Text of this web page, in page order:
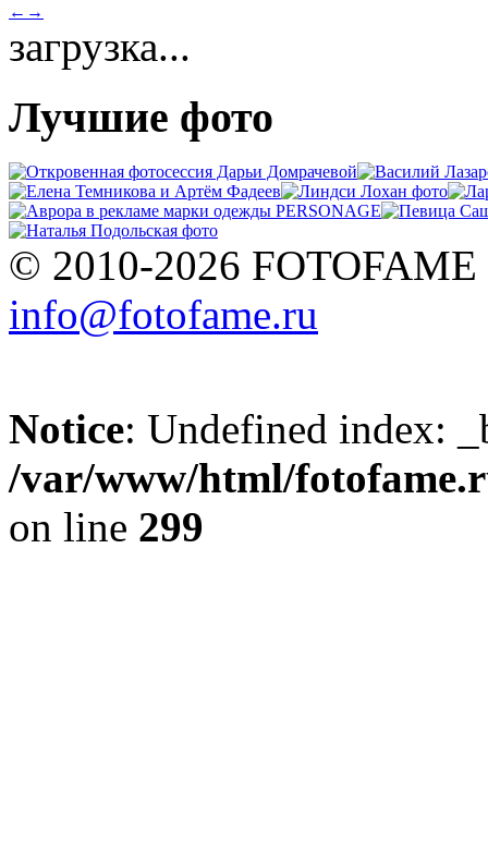
← →
загрузка...
Лучшие фото
© 2010-2026 FOTOFAME
info@fotofame.ru
Notice: Undefined index:
/var/www/html/
on line 299